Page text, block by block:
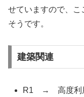
せていますので、こ
そうです。
建築関連
R1 → 高度利用